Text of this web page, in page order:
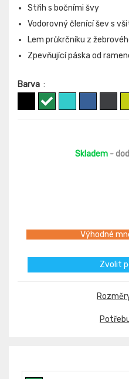
Střih s bočními švy
Vodorovný členící šev s
Lem průkrčníku z
Zpevňující páska od
Barva :
Skladem -
Výhodné
Zvolit